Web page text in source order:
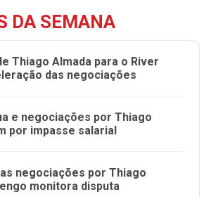
DA SEMANA
Thiago Almada para o River
das negociações
e negociações por Thiago
por impasse salarial
negociações por Thiago
monitora disputa